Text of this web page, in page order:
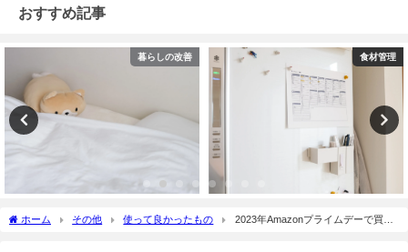
おすすめ記事
暮らしの改善 食材管理
ホーム その他 使って良かったもの
2023年Amazonプライムデーで買っ